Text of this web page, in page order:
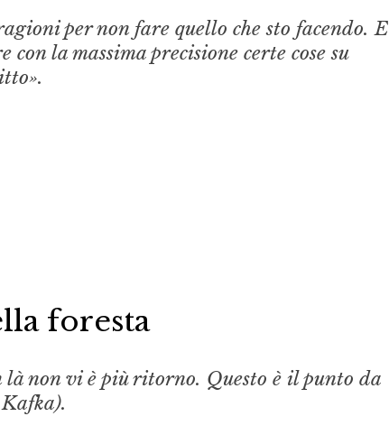
per non fare quello che sto facendo. E
la massima precisione certe cose su
foresta
non vi è più ritorno. Questo è il punto da